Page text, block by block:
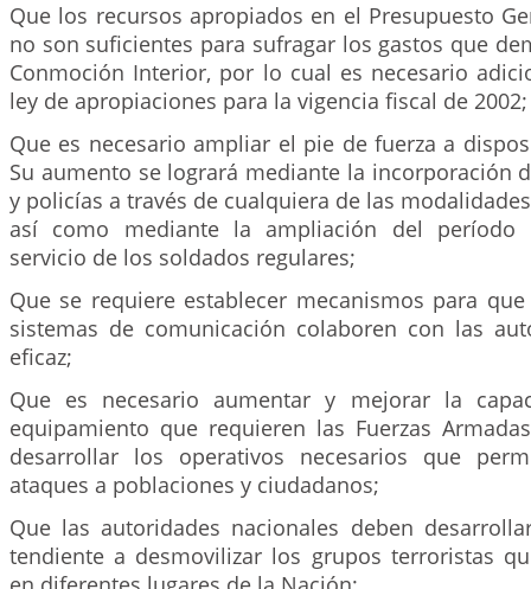
Que los recursos apropiados en el Presupuesto
no son suficientes para sufragar los gastos que
Conmoción Interior, por lo cual es necesario
ley de apropiaciones para la vigencia fiscal de 2002;
Que es necesario ampliar el pie de fuerza a
Su aumento se logrará mediante la incorporación
y policías a través de cualquiera de las
así como mediante la ampliación del período
servicio de los soldados regulares;
Que se requiere establecer mecanismos para
sistemas de comunicación colaboren con las
eficaz;
Que es necesario aumentar y mejorar la
equipamiento que requieren las Fuerzas
desarrollar los operativos necesarios que
ataques a poblaciones y ciudadanos;
Que las autoridades nacionales deben
tendiente a desmovilizar los grupos terroristas